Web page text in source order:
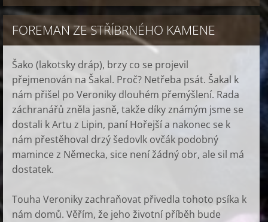
FOREMAN ZE STŘÍBRNÉHO KAMENE
Šako (lakotsky dráp), brzy co se projevil
přejmenován na Šakal. Proč? Netřeba psát. Šakal k
nám přišel po Veroniky dlouhém přemýšlení. Rada
záchranářů zněla jasně, takže díky známým jsme se
dostali k Artu z Lipin, paní Hořejší a nakonec se k
nám přestěhoval drzý šedovlk ovčák podobný
mamince z Německa, sice není žádný obr, ale sil má
dostatek.
Touha Veroniky zachraňovat přivedla tohoto psíka k
nám domů. Věřím, že jeho životní příběh bude